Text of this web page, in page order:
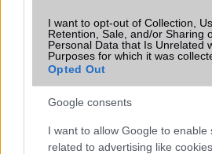
I want to opt-out of Collection,
Retention, Sale, and/or Sharing
Personal Data that Is Unrelated
Purposes for which it was
Opted Out
Google consents
I want to allow Google to enable
related to advertising like
Új és Használt GSM kiemelt